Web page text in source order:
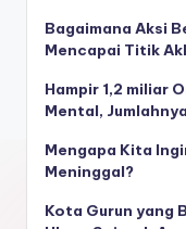
Bagaimana Aksi
Mencapai Titik
Hampir 1,2 miliar
Mental,
Mengapa Kita
Meninggal?
Kota Gurun yang